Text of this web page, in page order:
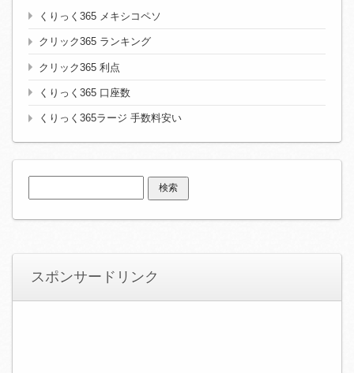
くりっく365 メキシコペソ
クリック365 ランキング
クリック365 利点
くりっく365 口座数
くりっく365ラージ 手数料安い
索:
スポンサードリンク